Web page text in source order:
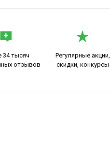
34 тысяч
отзывов
Регулярные акции,
скидки, конкурсы